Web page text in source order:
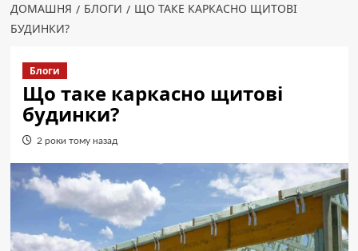
ДОМАШНЯ БЛОГИ
ЩО ТАКЕ КАРКАСНО ЩИТОВІ
БУДИНКИ?
Блоги
Що таке каркасно щитові
будинки?
2 роки тому назад